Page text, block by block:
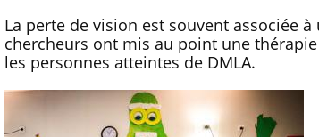
La perte de vision est souvent associée
chercheurs ont mis au point une
les personnes atteintes de DMLA.